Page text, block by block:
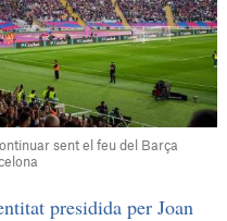
sent el feu del Barça
presidida per Joan